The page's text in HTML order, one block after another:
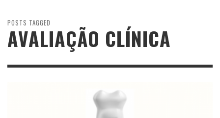
POSTS TAGGED
AVALIAÇÃO CLÍNICA